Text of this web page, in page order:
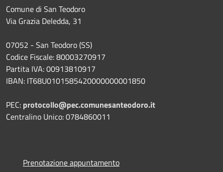
Comune di San Teodoro
Via Grazia Deledda, 31
07052 - San Teodoro (SS)
Codice Fiscale: 80003270917
Partita IVA: 00913810917
IBAN: IT68U0101585420000000001850
PEC: protocollo@pec.comunesanteodoro.it
Centralino Unico: 0784860011
Prenotazione appuntamento